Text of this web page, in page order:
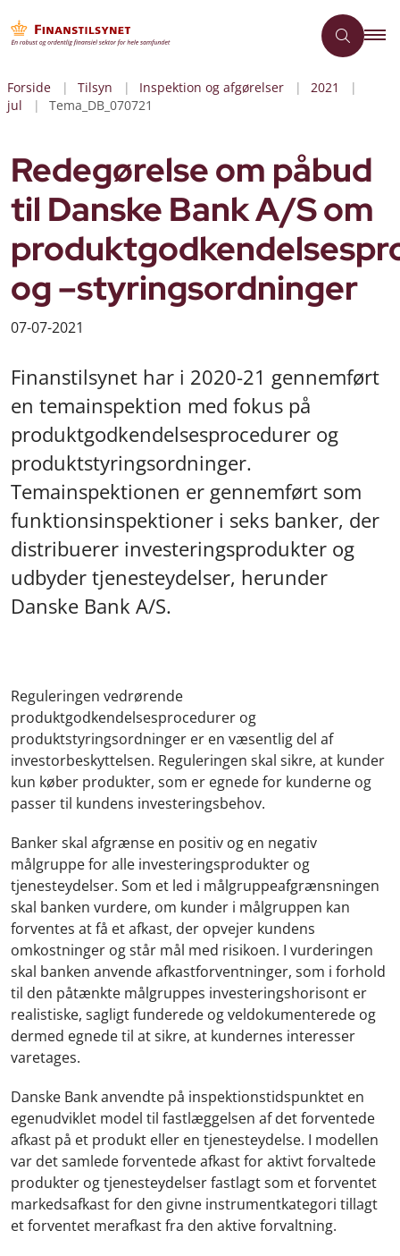
Forside Tilsyn Inspektion og afgørelser
2021
jul
Tema_DB_070721
Redegørelse om påbud
til Danske Bank A/S om
og –styringsordninger
07-07-2021
Finanstilsynet har i 2020-21 gennemført
en temainspektion med fokus på
produktgodkendelsesprocedurer og
produktstyringsordninger.
Temainspektionen er gennemført som
funktionsinspektioner i seks banker, der
distribuerer investeringsprodukter og
udbyder tjenesteydelser, herunder
Danske Bank A/S.
Reguleringen vedrørende
produktgodkendelsesprocedurer og
produktstyringsordninger er en væsentlig del af
investorbeskyttelsen. Reguleringen skal sikre, at kunder
kun køber produkter, som er egnede for kunderne og
passer til kundens investeringsbehov.
Banker skal afgrænse en positiv og en negativ
målgruppe for alle investeringsprodukter og
tjenesteydelser. Som et led i målgruppeafgrænsningen
skal banken vurdere, om kunder i målgruppen kan
forventes at få et afkast, der opvejer kundens
omkostninger og står mål med risikoen. I vurderingen
skal banken anvende afkastforventninger, som i forhold
til den påtænkte målgruppes investeringshorisont er
realistiske, sagligt funderede og veldokumenterede og
dermed egnede til at sikre, at kundernes interesser
varetages.
Danske Bank anvendte på inspektionstidspunktet en
egenudviklet model til fastlæggelsen af det forventede
afkast på et produkt eller en tjenesteydelse. I modellen
var det samlede forventede afkast for aktivt forvaltede
produkter og tjenesteydelser fastlagt som et forventet
markedsafkast for den givne instrumentkategori tillagt
et forventet merafkast fra den aktive forvaltning.